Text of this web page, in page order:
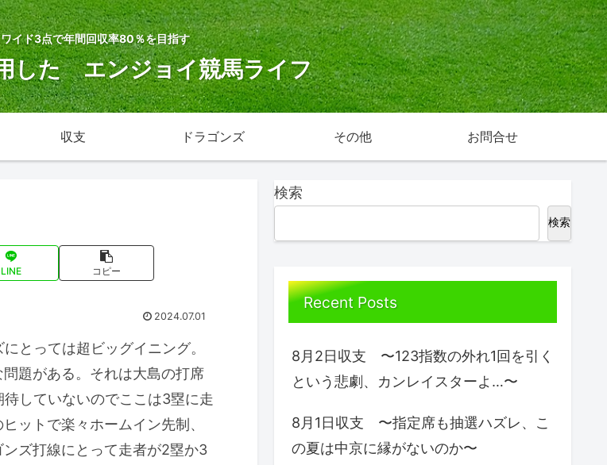
イド3点で年間回収率80％を目指す
した エンジョイ競馬ライフ
収支 ドラゴンズ その他 お問合せ
LINE コピー
2024.07.01
とっては超ビッグイニング。
題がある。それは大島の打席
していないのでここは3塁に走
ットで楽々ホームイン先制、
ズ打線にとって走者が2塁か3
検索
検索
Recent Posts
8月2日収支 〜123指数の外れ1回を引く
という悲劇、カンレイスターよ…〜
8月1日収支 〜指定席も抽選ハズレ、こ
の夏は中京に縁がないのか〜